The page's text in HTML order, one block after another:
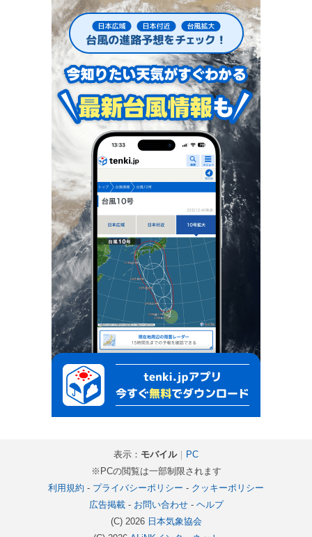
表示： モバイル｜
PC
※PCの閲覧は一部制限されます
利用規約 - プライバシーポリシー - クッキーポリシー
広告掲載- お問い合わせ- ヘルプ
(C) 2026 日本気象協会